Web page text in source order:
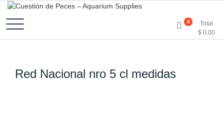
Cuestión de Peces –
Aquarium Supplies
0
Total
$ 0,00
Red Nacional nro 5 cl medidas